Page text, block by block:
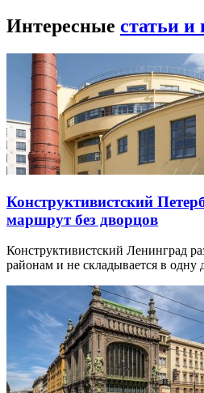
Интересные статьи и
Конструктивистский
маршрут без дворцов
Конструктивистский Ленинград
районам и не складывается в